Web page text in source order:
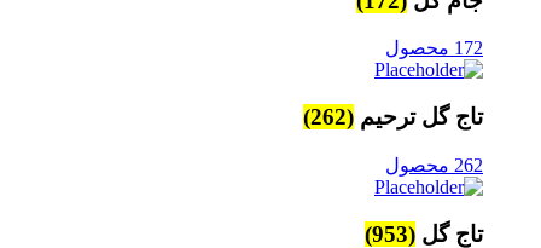
172 محصول
تاج گل ترحیم (262)
262 محصول
تاج گل (953)